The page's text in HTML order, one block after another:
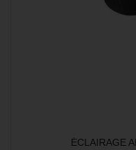
ÉCLAIRAGE